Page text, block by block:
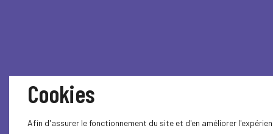
Cookies
Afin d'assurer le fonctionnement du site et d'en améliorer